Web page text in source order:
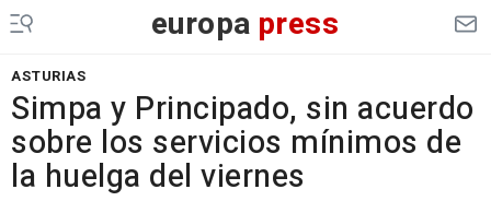
europa press
ASTURIAS
Simpa y Principado, sin acuerdo
sobre los servicios mínimos de
la huelga del viernes